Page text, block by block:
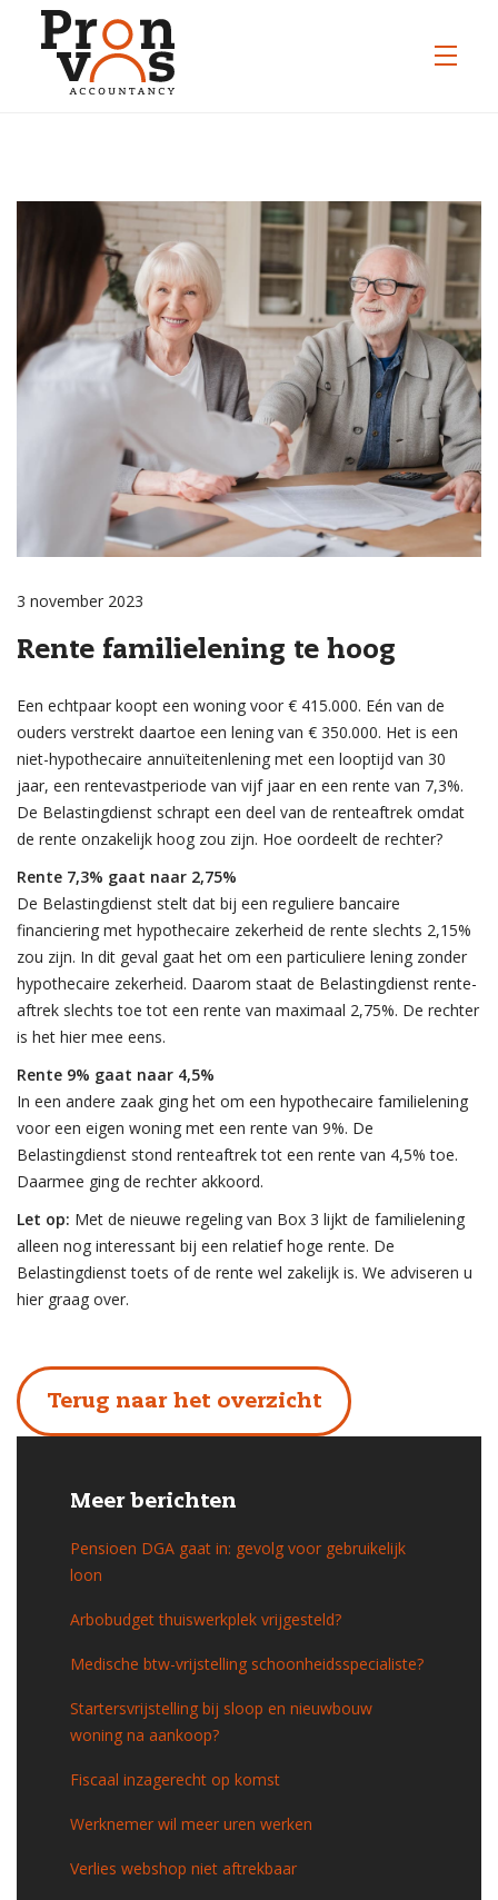
3 november 2023
Rente familielening te hoog
Een echtpaar koopt een woning voor € 415.000. Eén van de
ouders verstrekt daartoe een lening van € 350.000. Het is een
niet-hypothecaire annuïteitenlening met een looptijd van 30
jaar, een rentevastperiode van vijf jaar en een rente van 7,3%.
De Belastingdienst schrapt een deel van de renteaftrek omdat
de rente onzakelijk hoog zou zijn. Hoe oordeelt de rechter?
Rente 7,3% gaat naar 2,75%
De Belastingdienst stelt dat bij een reguliere bancaire
financiering met hypothecaire zekerheid de rente slechts 2,15%
zou zijn. In dit geval gaat het om een particuliere lening zonder
hypothecaire zekerheid. Daarom staat de Belastingdienst rente-
aftrek slechts toe tot een rente van maximaal 2,75%. De rechter
is het hier mee eens.
Rente 9% gaat naar 4,5%
In een andere zaak ging het om een hypothecaire familielening
voor een eigen woning met een rente van 9%. De
Belastingdienst stond renteaftrek tot een rente van 4,5% toe.
Daarmee ging de rechter akkoord.
Let op: Met de nieuwe regeling van Box 3 lijkt de familielening
alleen nog interessant bij een relatief hoge rente. De
Belastingdienst toets of de rente wel zakelijk is. We adviseren u
hier graag over.
Terug naar het overzicht
Meer berichten
Pensioen DGA gaat in: gevolg voor gebruikelijk
loon
Arbobudget thuiswerkplek vrijgesteld?
Medische btw-vrijstelling schoonheidsspecialiste?
Startersvrijstelling bij sloop en nieuwbouw
woning na aankoop?
Fiscaal inzagerecht op komst
Werknemer wil meer uren werken
Verlies webshop niet aftrekbaar